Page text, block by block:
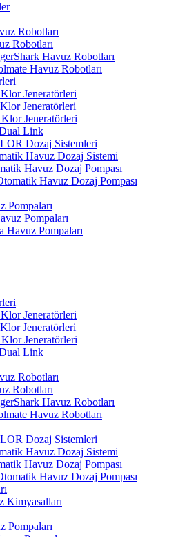
Robotları
Robotları
Havuz Robotları
Havuz Robotları
Jeneratörleri
Jeneratörleri
Jeneratörleri
Link
Dozaj Sistemleri
Havuz Dozaj Sistemi
Havuz Dozaj Pompası
Havuz Dozaj Pompası
Pompaları
Pompaları
Havuz Pompaları
Jeneratörleri
Jeneratörleri
Jeneratörleri
Link
Robotları
Robotları
Havuz Robotları
Havuz Robotları
Dozaj Sistemleri
Havuz Dozaj Sistemi
Havuz Dozaj Pompası
Havuz Dozaj Pompası
Kimyasalları
Pompaları